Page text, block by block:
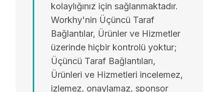
kolaylığınız için sağlanmaktadır.
Workhy'nin Üçüncü Taraf
Bağlantılar, Ürünler ve Hizmetler
üzerinde hiçbir kontrolü yoktur;
Üçüncü Taraf Bağlantıları,
Ürünleri ve Hizmetleri incelemez,
izlemez, onaylamaz, sponsor